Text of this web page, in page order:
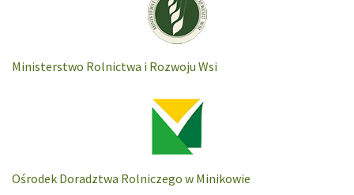
Ministerstwo Rolnictwa i Rozwoju Wsi
Ośrodek Doradztwa Rolniczego w Minikowie